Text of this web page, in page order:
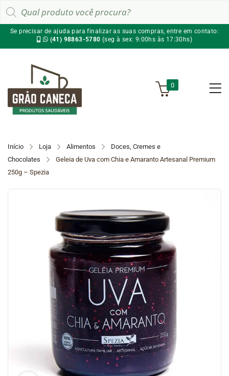
produtos
Se precisar de ajuda para finalizar as suas compras, entre em contato:
(41) 98863-5780 (seg à sex: 9:00hs às 17:30hs)
0
Início Loja Alimentos
Doces, Cremes e
Chocolates
Geleia de Uva com Chia e Amaranto Artesanal Premium
250g – Spezia